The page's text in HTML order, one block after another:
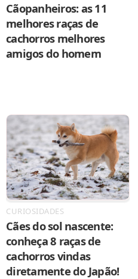
Cãopanheiros: as 11
melhores raças de
cachorros melhores
amigos do homem
CURIOSIDADES
Cães do sol nascente:
conheça 8 raças de
cachorros vindas
diretamente do Japão!